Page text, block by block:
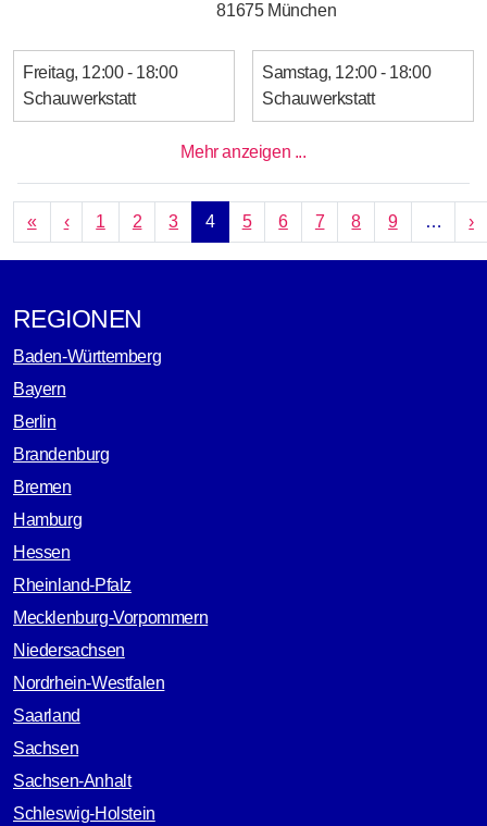
81675 München
Freitag 12:00 - 18:00
Schauwerkstatt
Samstag 12:00 - 18:00
Schauwerkstatt
Mehr anzeigen ...
SEITENNUMMERIERUNG
«Erste Seite
‹Vorherige Seite
1 2 3 4 5 6 7 8 9 … ›
REGIONEN
Baden-Württemberg
Bayern
Berlin
Brandenburg
Bremen
Hamburg
Hessen
Rheinland-Pfalz
Mecklenburg-Vorpommern
Niedersachsen
Nordrhein-Westfalen
Saarland
Sachsen
Sachsen-Anhalt
Schleswig-Holstein